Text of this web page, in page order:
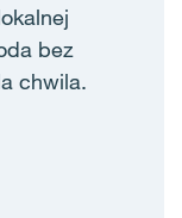
bez
chwila.